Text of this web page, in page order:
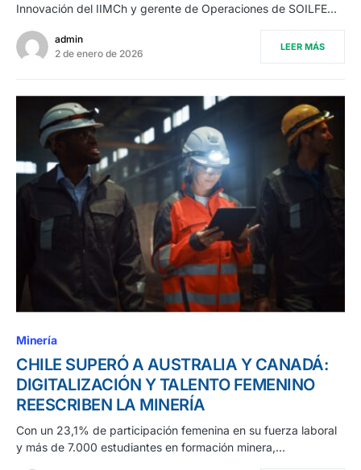
Innovación del IIMCh y gerente de Operaciones de SOILFE…
admin
2 de enero de 2026
LEER MÁS
Minería
CHILE SUPERÓ A AUSTRALIA Y CANADÁ:
DIGITALIZACIÓN Y TALENTO FEMENINO
REESCRIBEN LA MINERÍA
Con un 23,1% de participación femenina en su fuerza laboral
y más de 7.000 estudiantes en formación minera,…